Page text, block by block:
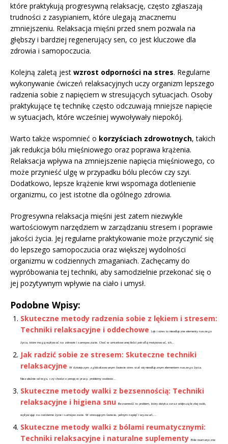
które praktykują progresywną relaksację, często zgłaszają
trudności z zasypianiem, które ulegają znacznemu
zmniejszeniu. Relaksacja mięśni przed snem pozwala na
głębszy i bardziej regenerujący sen, co jest kluczowe dla
zdrowia i samopoczucia.
Kolejną zaletą jest wzrost odporności na stres. Regularne
wykonywanie ćwiczeń relaksacyjnych uczy organizm lepszego
radzenia sobie z napięciem w stresujących sytuacjach. Osoby
praktykujące tę technikę często odczuwają mniejsze napięcie
w sytuacjach, które wcześniej wywoływały niepokój.
Warto także wspomnieć o korzyściach zdrowotnych, takich
jak redukcja bólu mięśniowego oraz poprawa krążenia.
Relaksacja wpływa na zmniejszenie napięcia mięśniowego, co
może przynieść ulgę w przypadku bólu pleców czy szyi.
Dodatkowo, lepsze krążenie krwi wspomaga dotlenienie
organizmu, co jest istotne dla ogólnego zdrowia.
Progresywna relaksacja mięśni jest zatem niezwykle
wartościowym narzędziem w zarządzaniu stresem i poprawie
jakości życia. Jej regularne praktykowanie może przyczynić się
do lepszego samopoczucia oraz większej wydolności
organizmu w codziennych zmaganiach. Zachęcamy do
wypróbowania tej techniki, aby samodzielnie przekonać się o
jej pozytywnym wpływie na ciało i umysł.
Podobne Wpisy:
Skuteczne metody radzenia sobie z lękiem i stresem:
Techniki relaksacyjne i oddechowe
Lęk i stres to nieodłączne elementy naszego
życia, które mogą wpływać na zdrowie i samopoczucie. Choć w umiarkowanej ilości potrafią motywować, ich...
Jak radzić sobie ze stresem: Skuteczne techniki
relaksacyjne
W dzisiejszym zglobalizowanym świecie stres stał się nieodłącznym elementem naszego życia.
Niezależnie od tego, czy chodzi o presję w pracy, problemy osobiste...
Skuteczne metody walki z bezsennością: Techniki
relaksacyjne i higiena snu
Bezsenność to problem, który dotyka coraz większą liczbę osób,
wpływając na codzienne życie i samopoczucie. W stresującym świecie, pełnym napięć i wyzwań,...
Skuteczne metody walki z bólami reumatycznymi:
Techniki relaksacyjne i naturalne suplementy Bóle reumatyczne